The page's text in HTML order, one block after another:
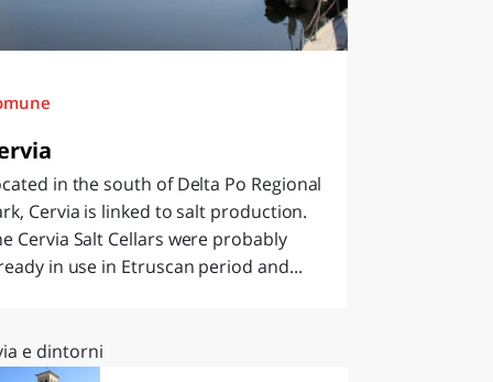
in the south of Delta Po Regional
Cervia is linked to salt production.
Cervia Salt Cellars were probably
in use in Etruscan period and...
e dintorni